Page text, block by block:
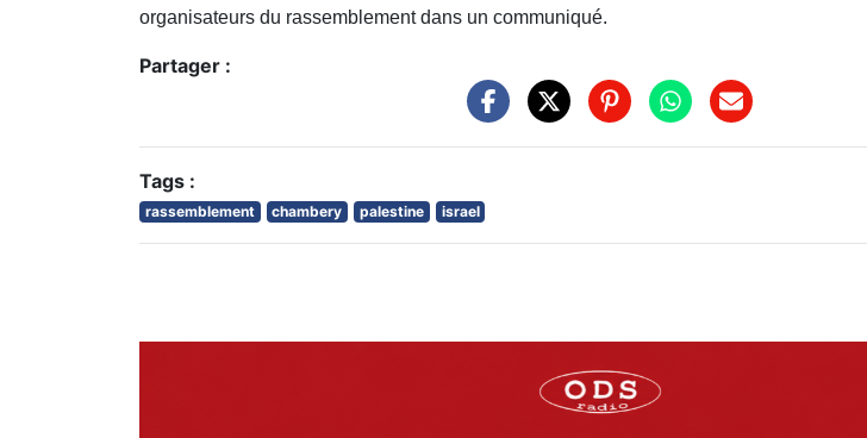
organisateurs du rassemblement dans un communiqué.
Partager :
Tags :
rassemblement chambery palestine israel